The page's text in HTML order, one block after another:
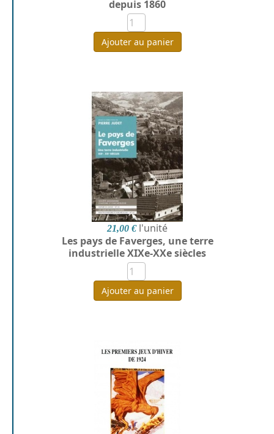
depuis 1860
Ajouter au panier
21,00 € l'unité
Les pays de Faverges, une terre
industrielle XIXe-XXe siècles
Ajouter au panier